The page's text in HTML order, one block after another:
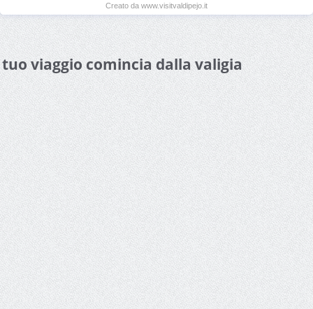
Creato da www.visitvaldipejo.it
viaggio comincia dalla valigia